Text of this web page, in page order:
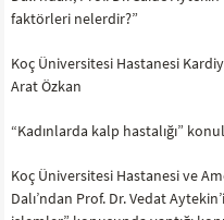
faktörleri nelerdir?”
Koç Üniversitesi Hastanesi
Arat Özkan
“Kadınlarda kalp hastalığı”
Koç Üniversitesi Hastanesi ve
Dalı’ndan Prof. Dr. Vedat